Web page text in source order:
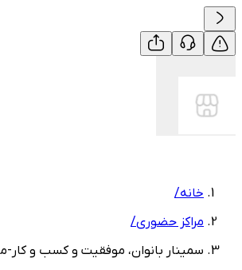
خانه/
مراکز حضوری/
سمینار بانوان، موفقیت و کسب و